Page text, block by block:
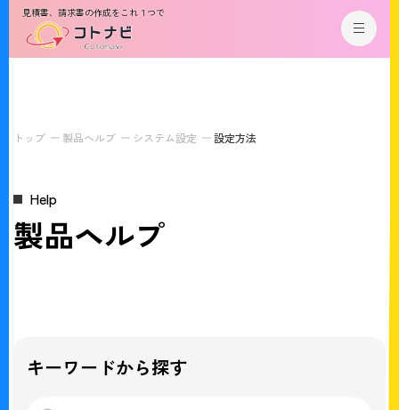
見積書、請求書の作成をこれ１つで
トップ 製品ヘルプ システム設定 設定方法
Help
製品ヘルプ
キーワードから探す